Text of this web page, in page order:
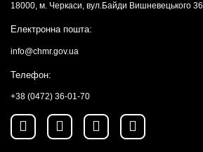
18000, м. Черкаси, вул.Байди Вишневецького 36
Електронна пошта:
info@chmr.gov.ua
Телефон:
+38 (0472) 36-01-70